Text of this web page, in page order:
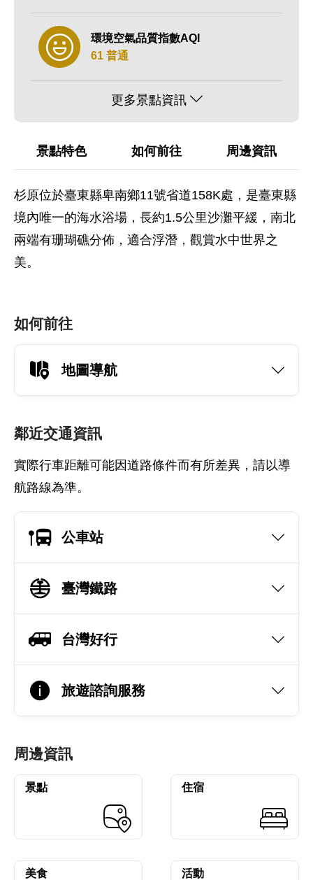
環境空氣品質指數AQI
61 普通
更多景點資訊
景點特色 如何前往 周邊資訊
杉原位於臺東縣卑南鄉11號省道158K處，是臺東縣
境內唯一的海水浴場，長約1.5公里沙灘平緩，南北
兩端有珊瑚礁分佈，適合浮潛，觀賞水中世界之
美。
如何前往
地圖導航
鄰近交通資訊
實際行車距離可能因道路條件而有所差異，請以導
航路線為準。
公車站
臺灣鐵路
台灣好行
旅遊諮詢服務
周邊資訊
景點 住宿
美食 活動